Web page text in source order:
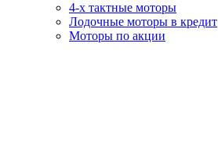
4-х тактные моторы
Лодочные моторы в кредит
Моторы по акции